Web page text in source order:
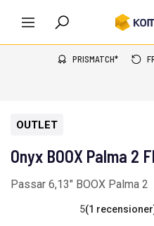
PRISMATCH*
OUTLET
Onyx BOOX Palma 2
Passar 6,13" BOOX Palma 2
5(1